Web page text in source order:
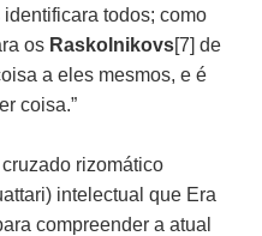
identificara todos; como
os Raskolnikovs[7] de
a eles mesmos, e é
coisa.”
rizomático
intelectual que Era
compreender a atual